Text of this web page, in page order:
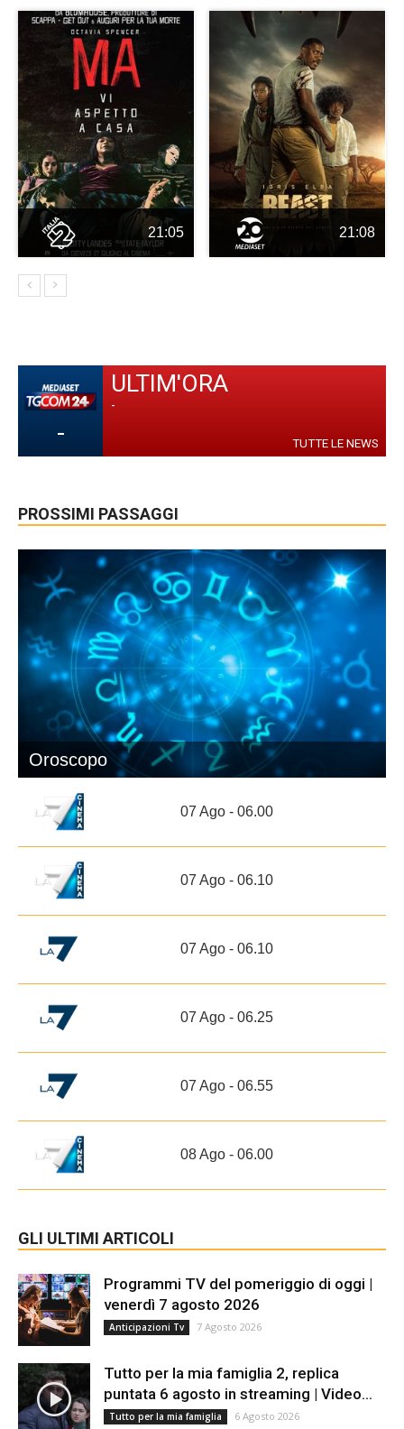
21:05 21:08
-
ULTIM'ORA
-
TUTTE LE NEWS
PROSSIMI PASSAGGI
Oroscopo
07 Ago - 06.00
07 Ago - 06.10
07 Ago - 06.10
07 Ago - 06.25
07 Ago - 06.55
08 Ago - 06.00
GLI ULTIMI ARTICOLI
Programmi TV del pomeriggio di oggi |
venerdì 7 agosto 2026
Anticipazioni Tv 7 Agosto 2026
Tutto per la mia famiglia 2, replica
puntata 6 agosto in streaming | Video...
Tutto per la mia famiglia 6 Agosto 2026